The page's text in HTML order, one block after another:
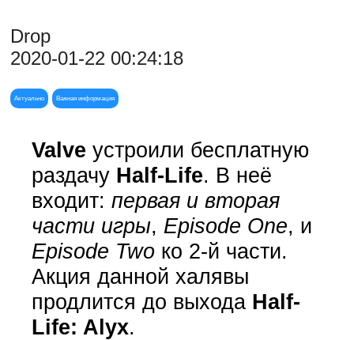
Drop
2020-01-22 00:24:18
Актуально Важная информация
Valve устроили бесплатную
раздачу Half-Life. В неё
входит: первая и вторая
части игры, Episode One, и
Episode Twoко 2-й части.
Акция данной халявы
продлится до выхода Half-
Life: Alyx.